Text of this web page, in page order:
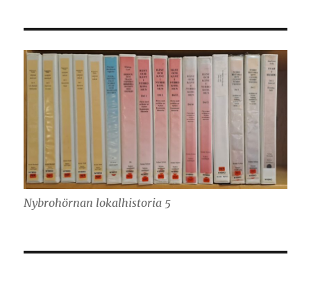
Nybrohörnan lokalhistoria 5